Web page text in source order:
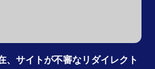
、サイトが不審なリダイレクト